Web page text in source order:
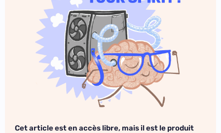
Cet article est en accès libre, mais il est le produit